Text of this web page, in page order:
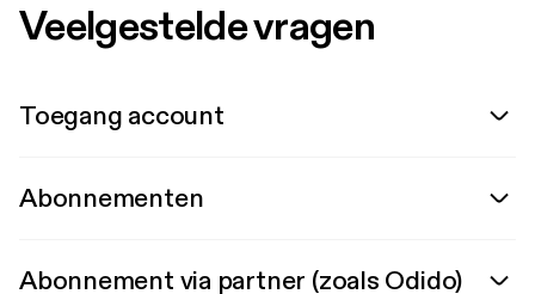
Veelgestelde vragen
Toegang account
Abonnementen
Abonnement via partner (zoals Odido)